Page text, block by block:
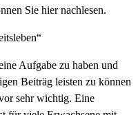
Sie hier nachlesen.
Aufgabe zu haben und
Beiträg leisten zu können
sehr wichtig. Eine